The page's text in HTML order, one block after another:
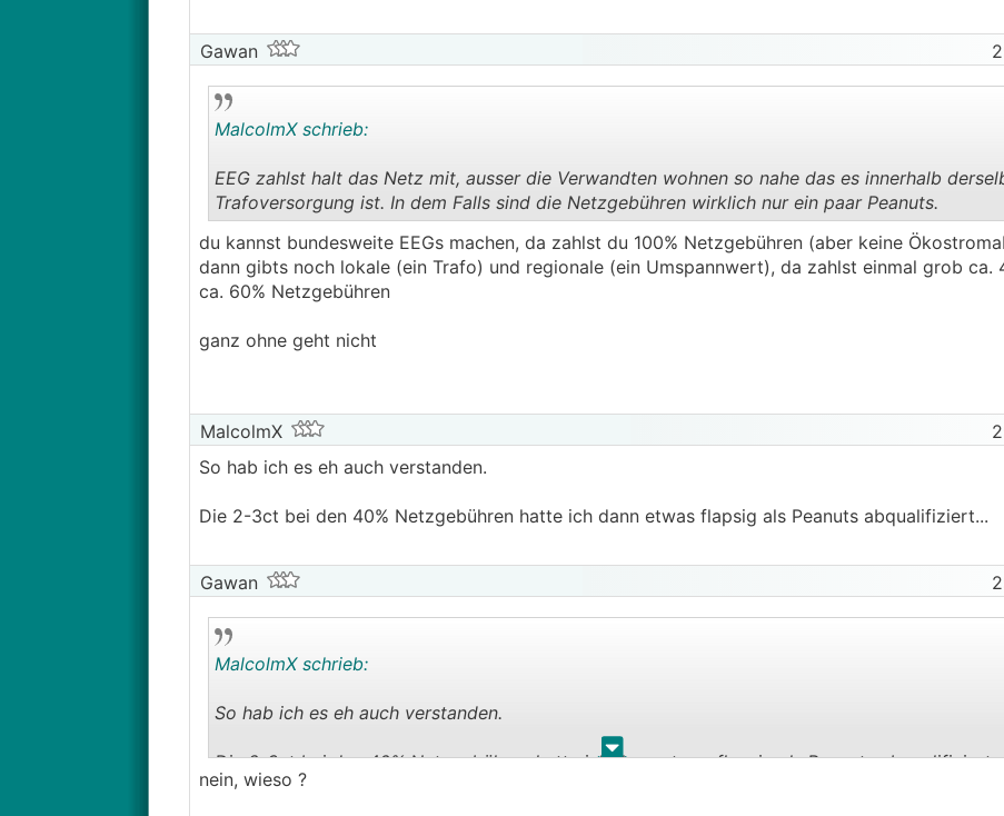
Quelle:https://www.tpa-group.at/de/news/aenderungen-abgabenaenderungsgesetz-2022/
WLl9U2agXRnC2AuVwbUfbiBewOqRbGZIN69VvmLrEXcDV8zcW3c
So wie das geschrieben ist darf der
Die 12500kWh freibetrag kann man dann noch mit Partner/Miteigentümer auf 25000kWh
richtig verstehe.
So schlecht ist die Lösung dann nicht. Überlegung 30kWP plus und 25kWWR und gut is.
Gawan
..
MalcolmX schrieb:
EEG zahlst halt das Netz mit, ausser die Verwandten wohnen so nahe das es innerhalb
Trafoversorgung ist. In dem Falls sind die Netzgebühren wirklich nur ein paar Peanuts.
du kannst bundesweite EEGs machen, da zahlst du 100% Netzgebühren (aber keine
dann gibts noch lokale (ein Trafo) und regionale (ein Umspannwert), da zahlst einmal grob ca.
ca. 60% Netzgebühren
ganz ohne geht nicht
MalcolmX
So hab ich es eh auch verstanden.
Die 2-3ct bei den 40% Netzgebühren hatte ich dann etwas flapsig als Peanuts abqualifiziert...
Gawan
. .
MalcolmX schrieb:
So hab ich es eh auch verstanden.
Die 2-3ct bei den 40% Netzgebühren hatte ich dann etwas flapsig als Peanuts abqualifiziert...
nein, wieso ?